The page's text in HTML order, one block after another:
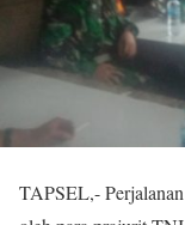
TAPSEL,-